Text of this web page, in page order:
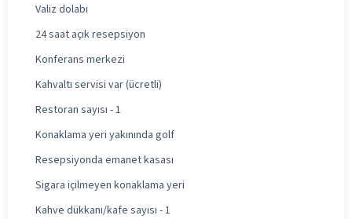
Valiz dolabı
24 saat açık resepsiyon
Konferans merkezi
Kahvaltı servisi var (ücretli)
Restoran sayısı - 1
Konaklama yeri yakınında golf
Resepsiyonda emanet kasası
Sigara içilmeyen konaklama yeri
Kahve dükkanı/kafe sayısı - 1